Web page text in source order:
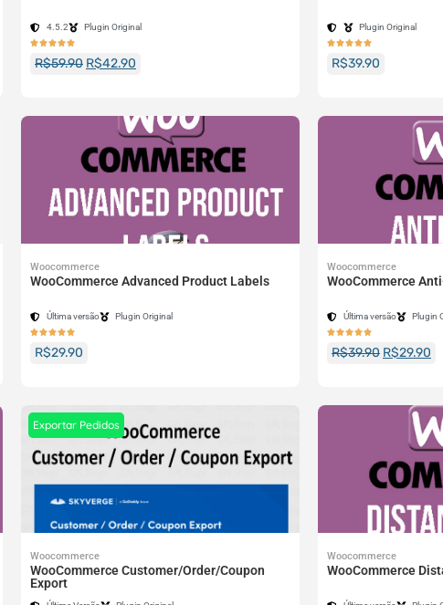
4.5.2 Plugin Original

R$59.90 R$42.90
Plugin Original

R$39.90
Woocommerce
WooCommerce Advanced Product Labels
Última versão Plugin Original

R$29.90
Woocommerce
WooCommerce
Última versão Plugin

R$39.90 R$29.90
Exportar Pedidos
Woocommerce
WooCommerce Customer/Order/Coupon
Export
Woocommerce
WooCommerce